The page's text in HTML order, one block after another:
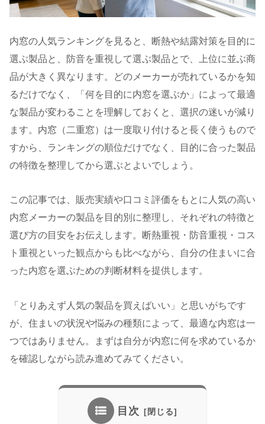
内窓の人気ランキングを見ると、断熱や結露対策を目的に
選ぶ製品と、防音を重視して選ぶ製品とで、上位に並ぶ商
品が大きく異なります。どのメーカーが売れているかを知
るだけでなく、「何を目的に内窓を選ぶか」によって最適
な製品が変わることを理解しておくと、選択の迷いが減り
ます。内窓（二重窓）は一度取り付けると長く使うもので
すから、ランキングの順位だけでなく、目的に合った製品
の特徴を整理してから選ぶとよいでしょう。
この記事では、販売実績や口コミ評価をもとに人気の高い
内窓メーカーの製品を目的別に整理し、それぞれの特徴と
選び方の目安をお伝えします。断熱重視・防音重視・コス
ト重視といった観点からも比べながら、自分の住まいに合
った内窓を選ぶための判断材料を提供します。
「とりあえず人気の製品を買えばいい」と思いがちです
が、住まいの状況や悩みの種類によって、最適な内窓は一
つではありません。まずは自分が内窓に何を求めているか
を確認しながら読み進めてみてください。
目次